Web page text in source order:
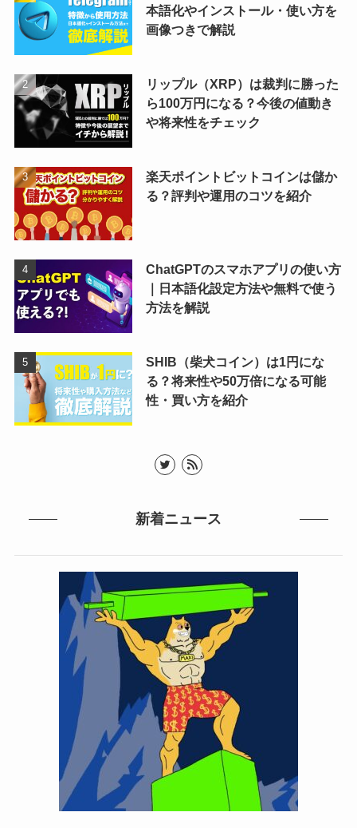
本語化やインストール・使い方を
画像つきで解説
リップル（XRP）は裁判に勝った
ら100万円になる？今後の値動き
や将来性をチェック
楽天ポイントビットコインは儲か
る？評判や運用のコツを紹介
ChatGPTのスマホアプリの使い方
｜日本語化設定方法や無料で使う
方法を解説
SHIB（柴犬コイン）は1円にな
る？将来性や50万倍になる可能
性・買い方を紹介
新着ニュース